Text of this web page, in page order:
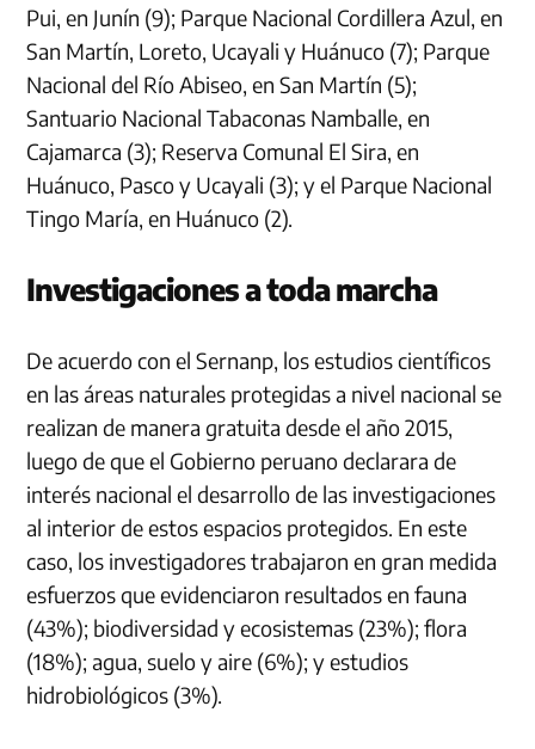
Pui, en Junín (9); Parque Nacional Cordillera Azul, en
San Martín, Loreto, Ucayali y Huánuco (7); Parque
Nacional del Río Abiseo, en San Martín (5);
Santuario Nacional Tabaconas Namballe, en
Cajamarca (3); Reserva Comunal El Sira, en
Huánuco, Pasco y Ucayali (3); y el Parque Nacional
Tingo María, en Huánuco (2).
Investigaciones a toda marcha
De acuerdo con el Sernanp, los estudios científicos
en las áreas naturales protegidas a nivel nacional se
realizan de manera gratuita desde el año 2015,
luego de que el Gobierno peruano declarara de
interés nacional el desarrollo de las investigaciones
al interior de estos espacios protegidos. En este
caso, los investigadores trabajaron en gran medida
esfuerzos que evidenciaron resultados en fauna
(43%); biodiversidad y ecosistemas (23%); flora
(18%); agua, suelo y aire (6%); y estudios
hidrobiológicos (3%).